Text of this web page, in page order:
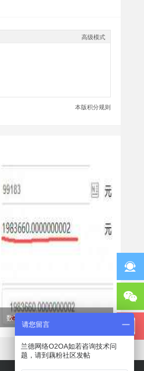
高级模式
本版积分规则
数字组件小数点位异常
请您留言
兰德网络O2OA如若咨询技术问
题，请到藕粉社区发帖